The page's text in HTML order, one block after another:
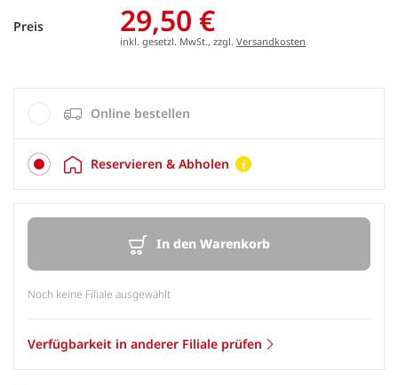
Preis 29,50 €
inkl. gesetzl. MwSt., zzgl. Versandkosten
Online bestellen
Reservieren & Abholen
In den Warenkorb
Noch keine Filiale ausgewählt
Verfügbarkeit in anderer Filiale prüfen